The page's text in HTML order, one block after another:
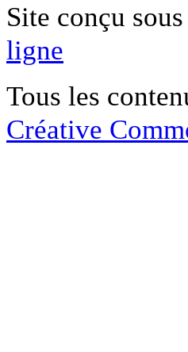
Site conçu sous
ligne
Tous les
Créative